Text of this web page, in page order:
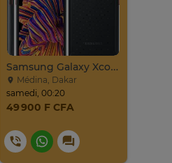
Samsung Galaxy Xcover Pro Venant 64go Ram 4go 4
Médina, Dakar
samedi, 00:20
49 900 F CFA